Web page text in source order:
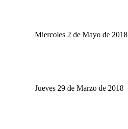
Miercoles 2 de Mayo de 2018
Jueves 29 de Marzo de 2018